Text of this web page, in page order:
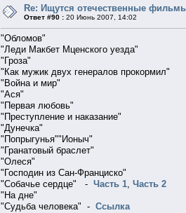
Re: Ищутся отечественные
Ответ #90 : 20 Июнь 2007, 14:02
"Обломов"
"Леди Макбет Мценского уезда"
"Гроза"
"Как мужик двух генералов прокормил"
"Война и мир"
"Ася"
"Первая любовь"
"Преступление и наказание"
"Дунечка"
"Попрыгунья""Ионыч"
"Гранатовый браслет"
"Олеся"
"Господин из Сан-Франциско"
"Собачье сердце" - Часть 1, Часть 2
"На дне"
"Судьба человека" - Ссылка